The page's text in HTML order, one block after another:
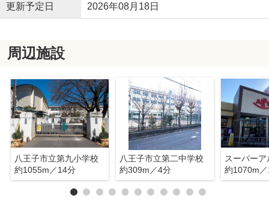
更新予定日 2026年08月18日
周辺施設
八王子市立第九小学校
約1055m／14分
八王子市立第二中学校
約309m／4分
約1070m